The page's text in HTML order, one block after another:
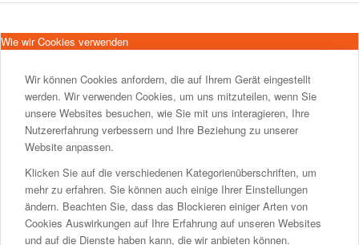
Wie wir Cookies verwenden
Wir können Cookies anfordern, die auf Ihrem Gerät eingestellt
werden. Wir verwenden Cookies, um uns mitzuteilen, wenn Sie
unsere Websites besuchen, wie Sie mit uns interagieren, Ihre
Nutzererfahrung verbessern und Ihre Beziehung zu unserer
Website anpassen.
Klicken Sie auf die verschiedenen Kategorienüberschriften, um
mehr zu erfahren. Sie können auch einige Ihrer Einstellungen
ändern. Beachten Sie, dass das Blockieren einiger Arten von
Cookies Auswirkungen auf Ihre Erfahrung auf unseren Websites
und auf die Dienste haben kann, die wir anbieten können.